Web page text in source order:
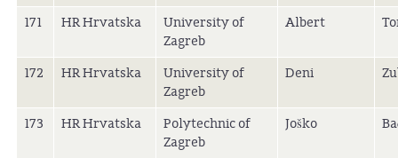
171 HR Hrvatska
University of
Zagreb
Albert
172 HR Hrvatska
University of
Zagreb
Deni
173 HR Hrvatska
Polytechnic of
Zagreb
Joško